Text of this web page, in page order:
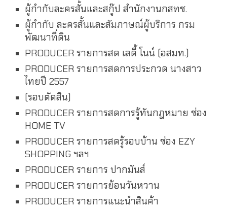
ผู้กำกับละครสั้นและสกู๊ป สำนักงานกสทช.
ผู้กำกับ ละครสั้นและสัมภาษณ์ผู้บริการ กรม
พัฒนาที่ดิน
PRODUCER รายการสด เลดี้ โนน์ (อสมท.)
PRODUCER รายการสดการประกวด นางสาว
ไทยปี 2557
(รอบตัดสิน)
PRODUCER รายการสดการรู้ทันกฎหมาย ช่อง
HOME TV
PRODUCER รายการสดรู้รอบบ้าน ช่อง EZY
SHOPPING ฯลฯ
PRODUCER รายการ ปากมันส์
PRODUCER รายการย้อนวันหวาน
PRODUCER รายการแนะนำสินค้า